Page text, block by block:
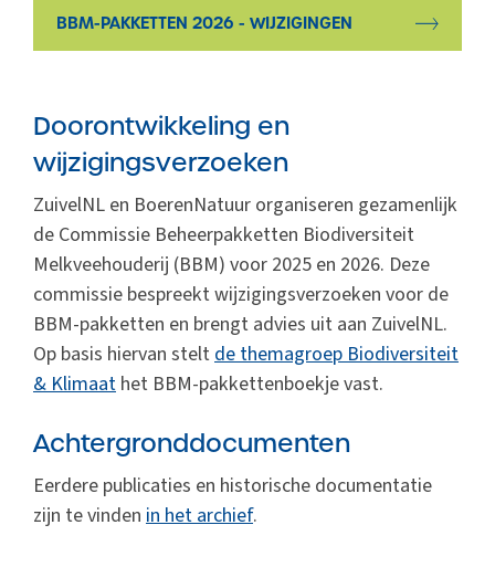
BBM-PAKKETTEN 2026 - WIJZIGINGEN
Doorontwikkeling en
wijzigingsverzoeken
ZuivelNL en BoerenNatuur organiseren gezamenlijk
de Commissie Beheerpakketten Biodiversiteit
Melkveehouderij (BBM) voor 2025 en 2026. Deze
commissie bespreekt wijzigingsverzoeken voor de
BBM-pakketten en brengt advies uit aan ZuivelNL.
Op basis hiervan steltde themagroep Biodiversiteit
& Klimaat het BBM-pakkettenboekje vast.
Achtergronddocumenten
Eerdere publicaties en historische documentatie
zijn te vinden in het archief.